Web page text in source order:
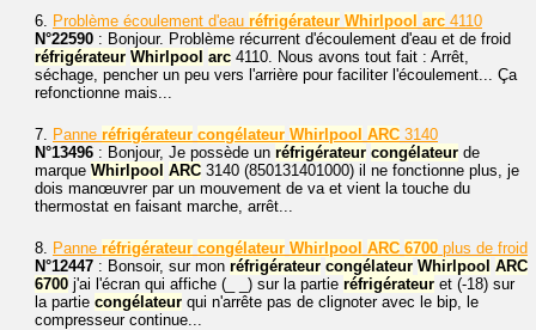
6. Problème écoulement d'eau réfrigérateur Whirlpool arc 4110
N°22590 : Bonjour. Problème récurrent d'écoulement d'eau et de froid
réfrigérateur Whirlpool arc 4110. Nous avons tout fait : Arrêt,
séchage, pencher un peu vers l'arrière pour faciliter l'écoulement... Ça
refonctionne mais...
7. Panne réfrigérateur congélateur Whirlpool ARC 3140
N°13496 : Bonjour, Je possède un réfrigérateur congélateur de
marque Whirlpool ARC 3140 (850131401000) il ne fonctionne plus, je
dois manœuvrer par un mouvement de va et vient la touche du
thermostat en faisant marche, arrêt...
8. Panne réfrigérateur congélateur Whirlpool ARC 6700 plus de froid
N°12447 : Bonsoir, sur mon réfrigérateur congélateur Whirlpool ARC
6700 j'ai l'écran qui affiche (_ _) sur la partie réfrigérateur et (-18) sur
la partie congélateur qui n'arrête pas de clignoter avec le bip, le
compresseur continue...